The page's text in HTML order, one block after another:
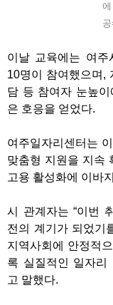
이날 교육에는 여
10명이 참여했으며 ,
담 등 참여자 눈높
은 호응을 얻었다.
여주일자리센터는
맞춤형 지원을 지속
고용 활성화에 이바
시 관계자는 “이번
전의 계기가 되었기
지역사회에 안정적
록 실질적인 일자리
고 말했다.